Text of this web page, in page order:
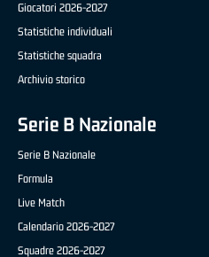
Giocatori 2026-2027
Statistiche individuali
Statistiche squadra
Archivio storico
Serie B Nazionale
Serie B Nazionale
Formula
Live Match
Calendario 2026-2027
Squadre 2026-2027